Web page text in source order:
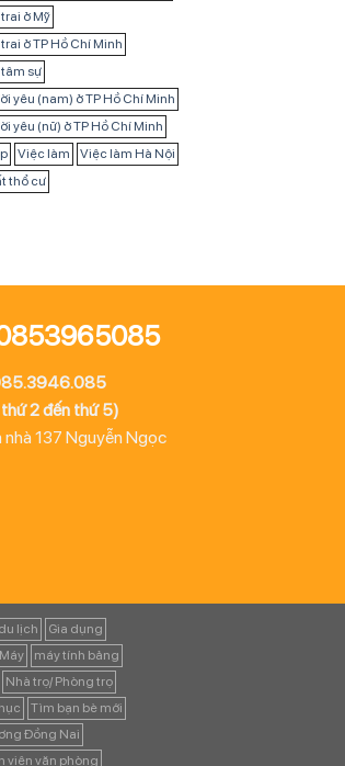
ở Mỹ
ở TP Hồ Chí Minh
sự
yêu (nam) ở TP Hồ Chí Minh
yêu (nữ) ở TP Hồ Chí Minh
Việc làm
Việc làm Hà Nội
thổ cư
2 đến thứ 5)
nhà 137 Nguyễn Ngọc
du lịch
Gia dụng
Máy
máy tính bảng
Nhà trọ/ Phòng trọ
Tìm bạn bè mới
Đồng Nai
viên văn phòng